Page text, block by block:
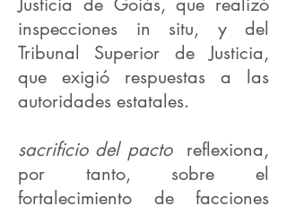
inspecciones in situ, y del
Tribunal Superior de Justicia,
que exigió respuestas a las
autoridades estatales.
sacrificio del pacto
reflexiona,
por tanto, sobre el
fortalecimiento de facciones